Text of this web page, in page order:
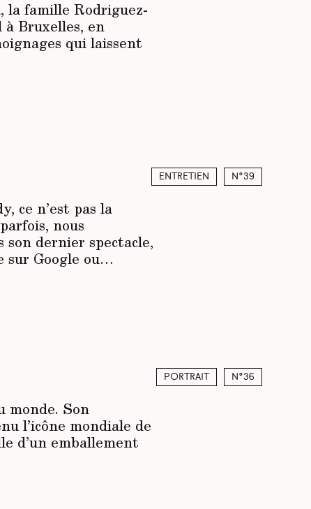
la famille Rodriguez-
à Bruxelles, en
qui laissent
Entretien N°39
ce n’est pas la
nous
dernier spectacle,
sur Google ou…
Portrait N°36
monde. Son
l’icône mondiale de
d’un emballement